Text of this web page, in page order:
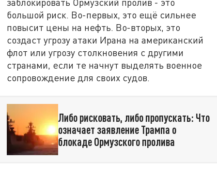
заблокировать Ормузский пролив - это
большой риск. Во-первых, это ещё сильнее
повысит цены на нефть. Во-вторых, это
создаст угрозу атаки Ирана на американский
флот или угрозу столкновения с другими
странами, если те начнут выделять военное
сопровождение для своих судов.
Либо рисковать, либо пропускать: Что
означает заявление Трампа о
блокаде Ормузского пролива